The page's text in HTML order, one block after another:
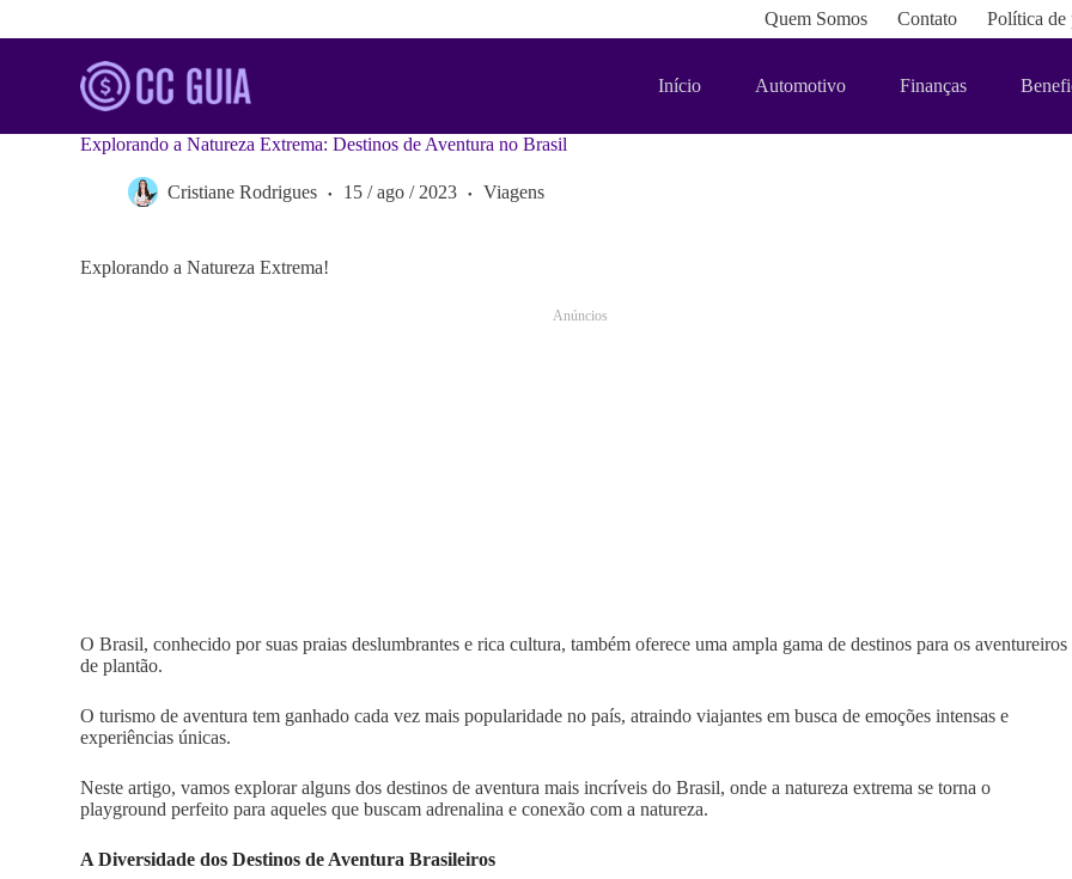
k
o
Quem Somos Contato Política de
Início Automotivo Finanças
Explorando a Natureza Extrema: Destinos de Aventura no Brasil
Cristiane Rodrigues 15 / ago / 2023 Viagens
Explorando a Natureza Extrema!
Anúncios
O Brasil, conhecido por suas praias deslumbrantes e rica cultura, também oferece uma ampla gama de destinos para os aventureiros
de plantão.
O turismo de aventura tem ganhado cada vez mais popularidade no país, atraindo viajantes em busca de emoções intensas e
experiências únicas.
Neste artigo, vamos explorar alguns dos destinos de aventura mais incríveis do Brasil, onde a natureza extrema se torna o
playground perfeito para aqueles que buscam adrenalina e conexão com a natureza.
A Diversidade dos Destinos de Aventura Brasileiros